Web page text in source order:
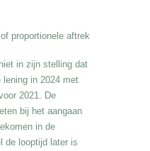
proportionele aftrek
in zijn stelling dat
lening in 2024 met
2021. De
bij het aangaan
in de
de looptijd later is